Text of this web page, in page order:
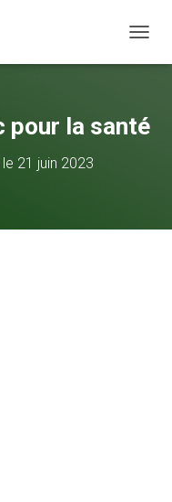
pour la santé
21 juin 2023